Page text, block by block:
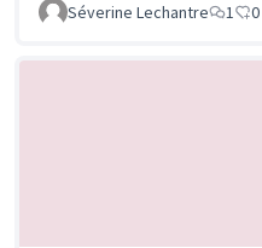
Séverine Lechantre 1 0